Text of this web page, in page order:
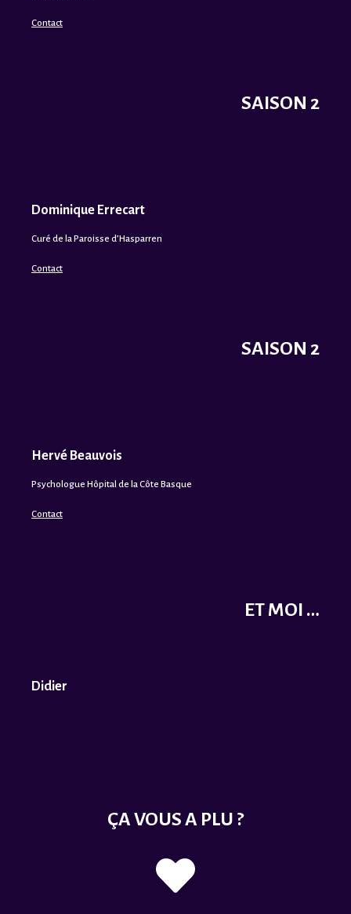
Contact
SAISON 2
Dominique Errecart
Curé de la Paroisse d’Hasparren
Contact
SAISON 2
Hervé Beauvois
Psychologue Hôpital de la Côte Basque
Contact
ET MOI …
Didier
ÇA VOUS A PLU ?